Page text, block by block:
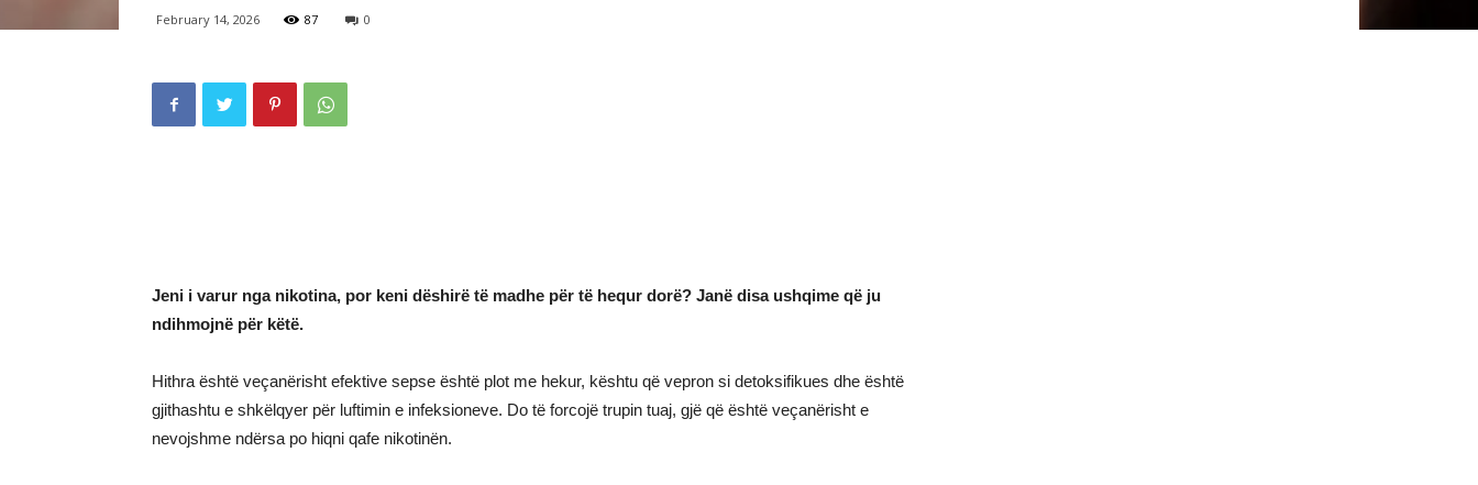
February 14, 2026 87 0
Jeni i varur nga nikotina, por keni dëshirë të madhe për të hequr dorë? Janë disa ushqime që ju
ndihmojnë për këtë.
Hithra është veçanërisht efektive sepse është plot me hekur, kështu që vepron si detoksifikues dhe është
gjithashtu e shkëlqyer për luftimin e infeksioneve. Do të forcojë trupin tuaj, gjë që është veçanërisht e
nevojshme ndërsa po hiqni qafe nikotinën.